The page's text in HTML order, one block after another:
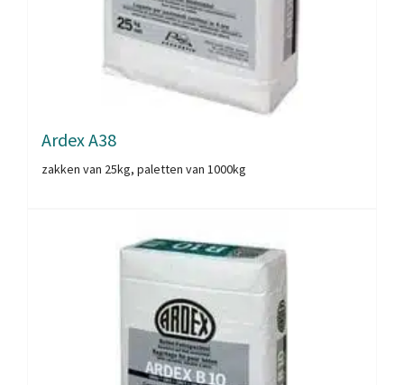
Ardex A38
zakken van 25kg, paletten van 1000kg